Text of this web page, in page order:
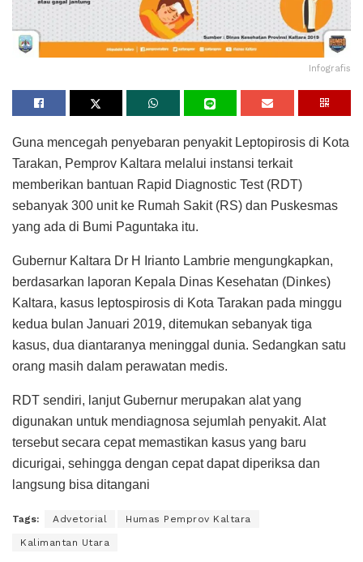
Infografis
Guna mencegah penyebaran penyakit Leptopirosis di Kota
Tarakan, Pemprov Kaltara melalui instansi terkait
memberikan bantuan Rapid Diagnostic Test (RDT)
sebanyak 300 unit ke Rumah Sakit (RS) dan Puskesmas
yang ada di Bumi Paguntaka itu.
Gubernur Kaltara Dr H Irianto Lambrie mengungkapkan,
berdasarkan laporan Kepala Dinas Kesehatan (Dinkes)
Kaltara, kasus leptospirosis di Kota Tarakan pada minggu
kedua bulan Januari 2019, ditemukan sebanyak tiga
kasus, dua diantaranya meninggal dunia. Sedangkan satu
orang masih dalam perawatan medis.
RDT sendiri, lanjut Gubernur merupakan alat yang
digunakan untuk mendiagnosa sejumlah penyakit. Alat
tersebut secara cepat memastikan kasus yang baru
dicurigai, sehingga dengan cepat dapat diperiksa dan
langsung bisa ditangani
Tags: Advetorial Humas Pemprov Kaltara
Kalimantan Utara